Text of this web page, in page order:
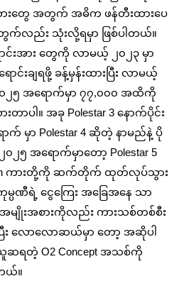
ားတွေ အတွက် အဓိက ဖန်တီးထားပေ
က်လည်း သုံးလို့ရမှာ ဖြစ်ပါတယ်။
င်းအား တွေကို လာမယ့် ၂၀၂၃ မှာ
င်းချရဖို့ ခန့်မှန်းထားပြီး လာမယ့်
၀၂၅ အရောက်မှာ ၇၇,၀၀၀ အထိကို
တာပါ။ အခု Polestar 3 နောက်ပိုင်း
က် မှာ Polestar 4 ဆိုတဲ့ နာမည်နဲ့ ပို
၀၂၅ အရောက်မှာတော့ Polestar 5
ကားတို့ကို ဆက်တိုက် ထုတ်လုပ်သွား
ဏီရဲ့ ငွေကြေး အခြေအနေ သာ
အမျိုးအစားကိုလည်း ကားသစ်တစ်စီး
း လောလောဆယ်မှာ တော့ အဆိုပါ
ရတဲ့ O2 Concept အသစ်ကို
တယ်။